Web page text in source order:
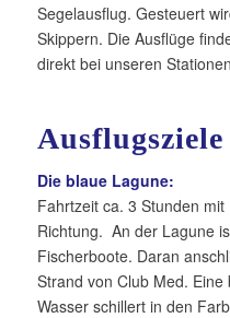
Segelausflug. Gesteuert
Skippern. Die Ausflüge
direkt bei unseren
Ausflugsziele
Die blaue Lagune:
Fahrtzeit ca. 3 Stunden
Richtung. An der Lagune
Fischerboote. Daran
Strand von Club Med.
Wasser schillert in den